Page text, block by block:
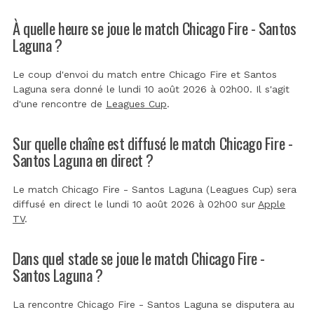
À quelle heure se joue le match Chicago Fire - Santos
Laguna ?
Le coup d'envoi du match entre Chicago Fire et Santos
Laguna sera donné le lundi 10 août 2026 à 02h00. Il s'agit
d'une rencontre de Leagues Cup.
Sur quelle chaîne est diffusé le match Chicago Fire -
Santos Laguna en direct ?
Le match Chicago Fire - Santos Laguna (Leagues Cup) sera
diffusé en direct le lundi 10 août 2026 à 02h00 sur Apple
TV.
Dans quel stade se joue le match Chicago Fire -
Santos Laguna ?
La rencontre Chicago Fire - Santos Laguna se disputera au